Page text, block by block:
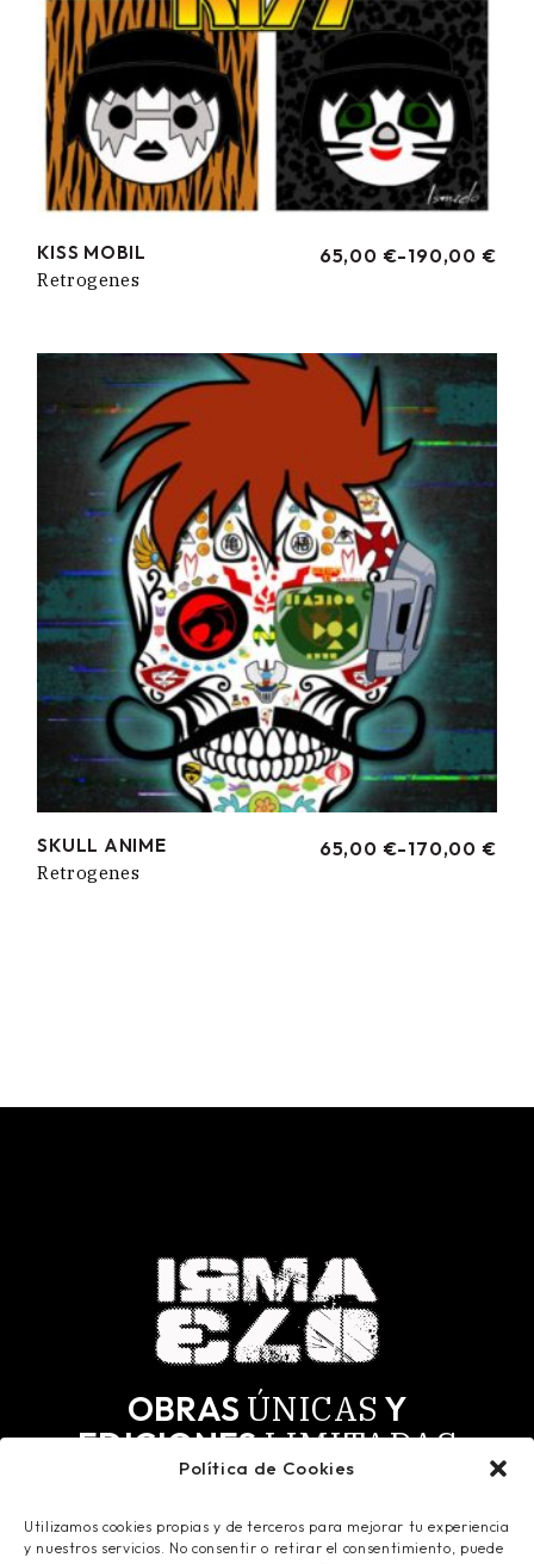
Política de Cookies
Utilizamos cookies propias y de terceros para mejorar tu experiencia
y nuestros servicios. No consentir o retirar el consentimiento, puede
KISS MOBIL 65,00 €-190,00 €
RANGO
HASTA
190,00 €
Retrogenes
SKULL ANIME 65,00 €-170,00 €
RANGO
Retrogenes
OBRAS ÚNICAS Y
EDICIONESLIMITADAS
PARA LOSMÁSSELECTOS.
Todas las obras tienen derechos de autor y todos